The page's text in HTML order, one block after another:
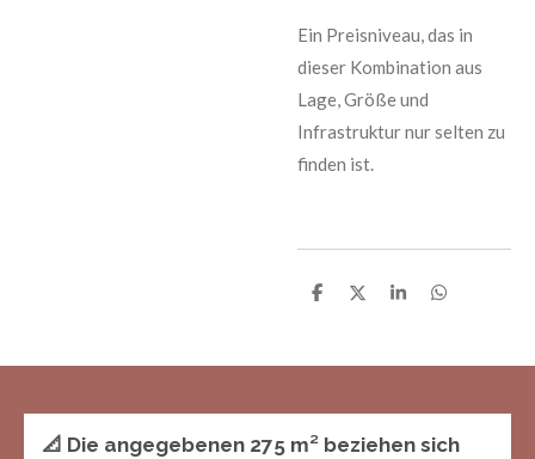
Ein Preisniveau, das in
dieser Kombination aus
Lage, Größe und
Infrastruktur nur selten zu
finden ist.
T
e
T
e
T
e
T
e
📐 Die angegebenen 275 m² beziehen sich